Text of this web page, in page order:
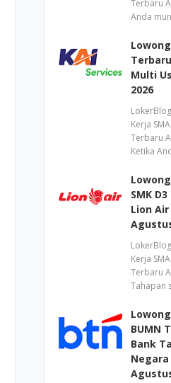
Terbaru
Anda
Multi
2026
Kerja
Terbaru
Ketika
SMK
Lion
Kerja
Terbaru
Tahapan
BUMN
Bank